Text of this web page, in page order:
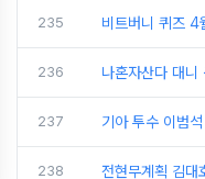
235 비트버니 퀴즈 4
236 나혼자산다 대니
237 기아 투수 이범
238 전현무계획 김대